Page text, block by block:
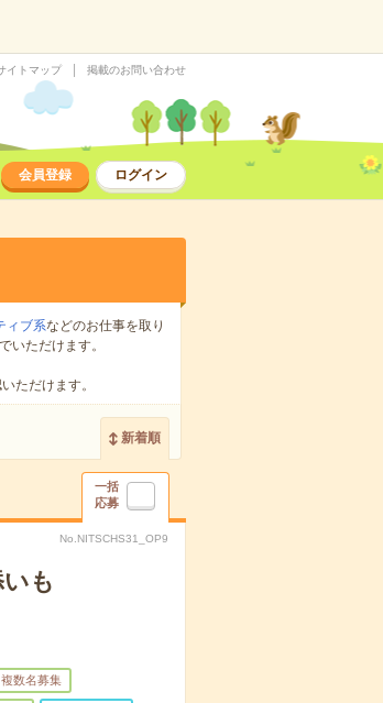
イトマップ 掲載のお問い合わせ
会員登録 ログイン
ィブ系などのお仕事を取り
いただけます。
ただけます。
新着順
一括
応募
No.NITSCHS31_OP9
も
複数名募集